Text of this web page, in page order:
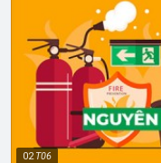
02 T06